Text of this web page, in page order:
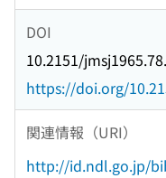
DOI
10.2151/
https://doi.org/
関連情報（URI）
http://id.ndl.go.jp/